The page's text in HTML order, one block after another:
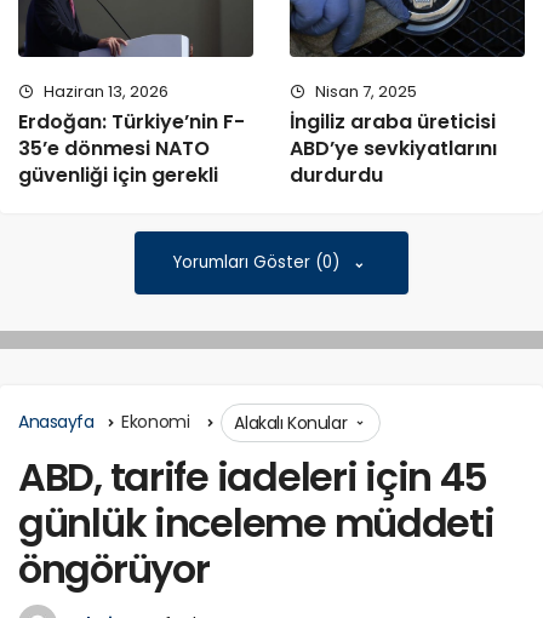
Haziran 13, 2026
Erdoğan: Türkiye’nin F-
35’e dönmesi NATO
güvenliği için gerekli
Nisan 7, 2025
İngiliz araba üreticisi
ABD’ye sevkiyatlarını
durdurdu
Yorumları Göster (0)
Anasayfa Ekonomi Alakalı Konular
ABD, tarife iadeleri için 45
günlük inceleme müddeti
öngörüyor